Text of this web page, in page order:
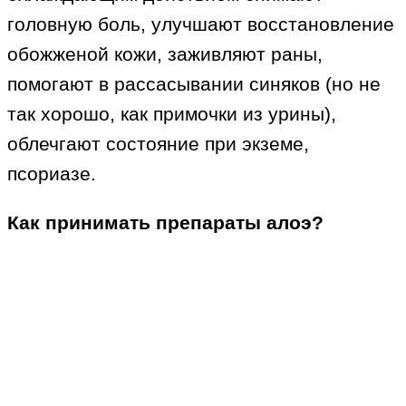
головную боль, улучшают восстановление
обожженой кожи, заживляют раны,
помогают в рассасывании синяков (но не
так хорошо, как примочки из урины),
облечгают состояние при экземе,
псориазе.
Как принимать препараты алоэ?